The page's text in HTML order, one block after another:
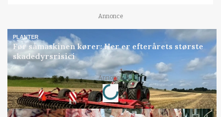
Annonce
PLANTER
Før såmaskinen kører: Her er efterårets største
skadedyrsrisici
Annonce
Loading...